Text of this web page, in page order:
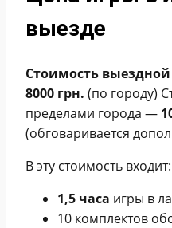
выезде
Стоимость
8000 грн. (по городу)
пределами города —
(обговаривается
В эту стоимость входит:
1,5 часа игры в
10 комплектов